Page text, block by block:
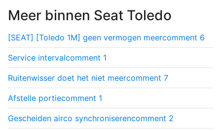
Meer binnen Seat Toledo
[SEAT] [Toledo 1M] geen vermogen meercomment 6
Service intervalcomment 1
Ruitenwisser doet het niet meercomment 7
Afstelle portiecomment 1
Gescheiden airco synchroniserencomment 2